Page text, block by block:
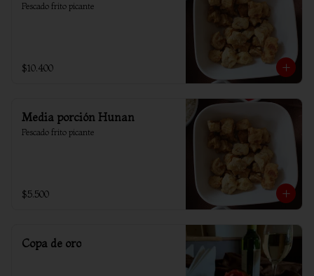
Pescado frito picante
$10.400
Media porción Hunan
Pescado frito picante
$5.500
Copa de oro